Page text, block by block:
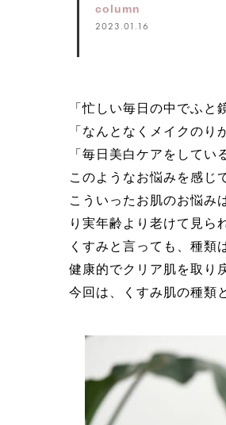
column
2023.01.16
「忙しい毎日の中でふと
「なんとなくメイクのり
「毎日美白ケアをしてい
このようなお悩みを感じ
こういったお肌のお悩み
り実年齢より老けて見ら
くすみと言っても、種類
健康的でクリア肌を取り
今回は、くすみ肌の種類